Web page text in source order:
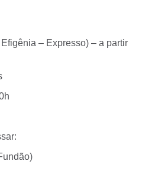
– Expresso) – a partir